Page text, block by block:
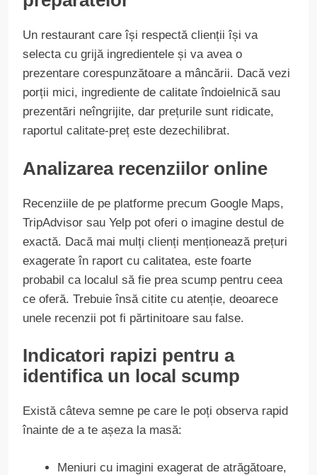
Un restaurant care își respectă clienții își va
selecta cu grijă ingredientele și va avea o
prezentare corespunzătoare a mâncării. Dacă vezi
porții mici, ingrediente de calitate îndoielnică sau
prezentări neîngrijite, dar prețurile sunt ridicate,
raportul calitate-preț este dezechilibrat.
Analizarea recenziilor online
Recenziile de pe platforme precum Google Maps,
TripAdvisor sau Yelp pot oferi o imagine destul de
exactă. Dacă mai mulți clienți menționează prețuri
exagerate în raport cu calitatea, este foarte
probabil ca localul să fie prea scump pentru ceea
ce oferă. Trebuie însă citite cu atenție, deoarece
unele recenzii pot fi părtinitoare sau false.
Indicatori rapizi pentru a
identifica un local scump
Există câteva semne pe care le poți observa rapid
înainte de a te așeza la masă:
Meniuri cu imagini exagerat de atrăgătoare,